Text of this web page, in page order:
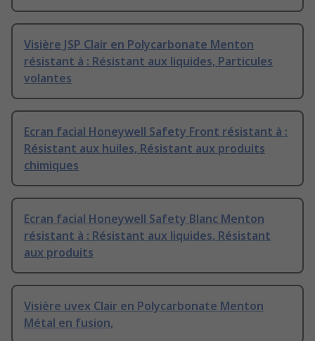
Visière JSP Clair en Polycarbonate Menton
résistant à : Résistant aux liquides, Particules
volantes
Ecran facial Honeywell Safety Front résistant à :
Résistant aux huiles, Résistant aux produits
chimiques
Ecran facial Honeywell Safety Blanc Menton
résistant à : Résistant aux liquides, Résistant
aux produits
Visière uvex Clair en Polycarbonate Menton
Métal en fusion,